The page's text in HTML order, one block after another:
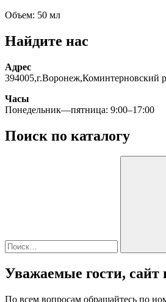
Объем: 50 мл
Найдите нас
Адрес
394005,г.Воронеж,Коминтерновский
Часы
Понедельник—пятница: 9:00–17:00
Поиск по каталогу
Уважаемые гости, сайт
По всем вопросам обращайтесь по